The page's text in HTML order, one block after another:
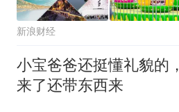
新浪财经
小宝爸爸还挺懂礼貌的，
来了还带东西来